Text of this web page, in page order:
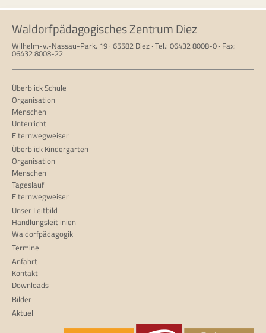
Waldorfpädagogisches Zentrum Diez
Wilhelm-v.-Nassau-Park. 19 · 65582 Diez · Tel.: 06432 8008-0 · Fax:
06432 8008-22
Überblick Schule
Organisation
Menschen
Unterricht
Elternwegweiser
Überblick Kindergarten
Organisation
Menschen
Tageslauf
Elternwegweiser
Unser Leitbild
Handlungsleitlinien
Waldorfpädagogik
Termine
Anfahrt
Kontakt
Downloads
Bilder
Aktuell